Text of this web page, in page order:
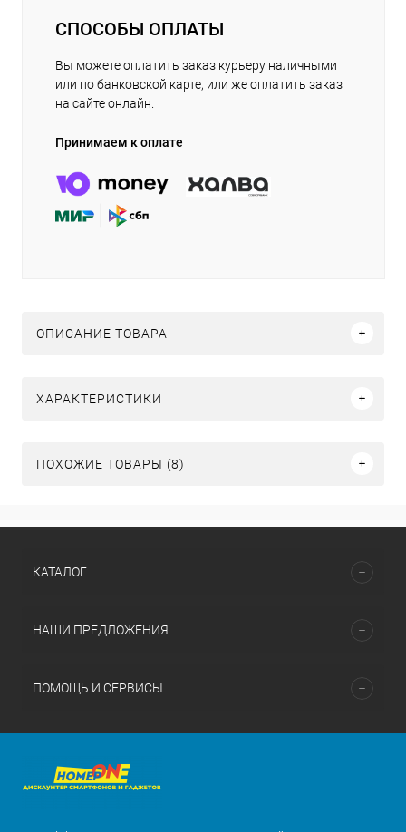
СПОСОБЫ ОПЛАТЫ
Вы можете оплатить заказ курьеру наличными
или по банковской карте, или же оплатить заказ
на сайте онлайн.
Принимаем к оплате
ОПИСАНИЕ ТОВАРА
ХАРАКТЕРИСТИКИ
ПОХОЖИЕ ТОВАРЫ (8)
КАТАЛОГ
НАШИ ПРЕДЛОЖЕНИЯ
ПОМОЩЬ И СЕРВИСЫ